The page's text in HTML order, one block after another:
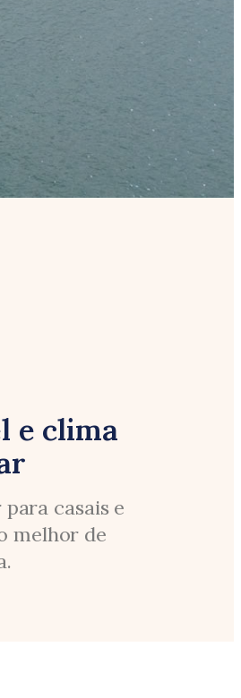
e clima
casais e
melhor de